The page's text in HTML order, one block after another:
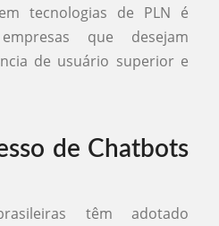
tecnologias de PLN é
que desejam
de usuário superior e
de Chatbots
têm adotado